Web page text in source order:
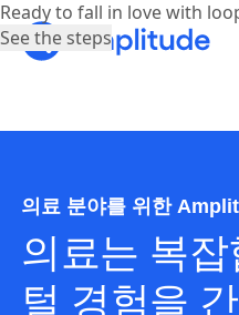
의료 분야를 위한
의료는 복
털 경험을
Ready to fall in love with
See the steps